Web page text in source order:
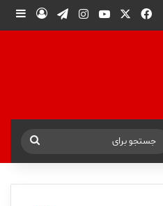
فیس بوکیوتیوباینستاگرام
تلگرامورود
پوسته
جستجو
برای